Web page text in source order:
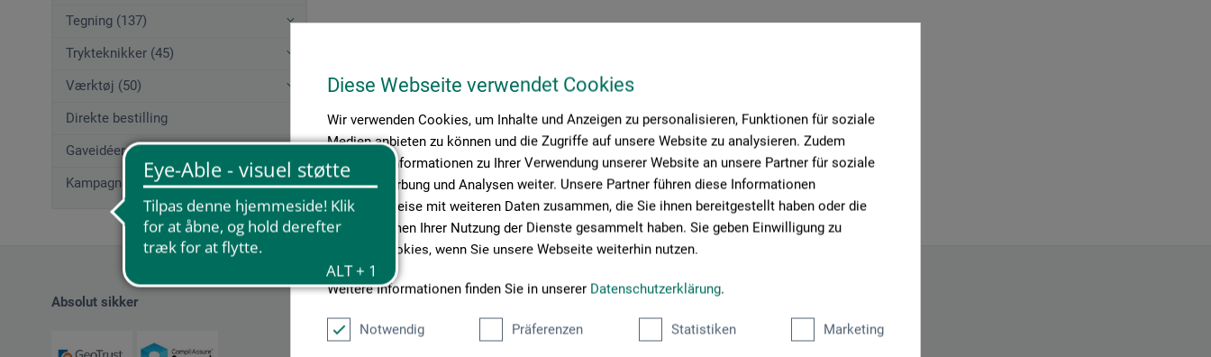
Diese Webseite verwendet Cookies
Wir verwenden Cookies, um Inhalte und Anzeigen zu personalisieren, Funktionen für soziale
Medien anbieten zu können und die Zugriffe auf unsere Website zu analysieren. Zudem
geben wir Informationen zu Ihrer Verwendung unserer Website an unsere Partner für soziale
Medien, Werbung und Analysen weiter. Unsere Partner führen diese Informationen
möglicherweise mit weiteren Daten zusammen, die Sie ihnen bereitgestellt haben oder die
sie im Rahmen Ihrer Nutzung der Dienste gesammelt haben. Sie geben Einwilligung zu
unseren Cookies, wenn Sie unsere Webseite weiterhin nutzen.
Weitere Informationen finden Sie in unserer Datenschutzerklärung.
Notwendig Präferenzen Statistiken Marketing
Tegning (137)
Trykteknikker (45)
Værktøj (50)
Direkte bestilling
Gaveidéer (12)
Kampagnetilbud
Absolut sikker